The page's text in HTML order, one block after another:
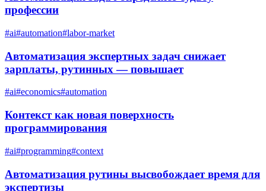
профессии
#ai#automation#labor-market
Автоматизация экспертных задач снижает
зарплаты, рутинных — повышает
#ai#economics#automation
Контекст как новая поверхность
программирования
#ai#programming#context
Автоматизация рутины высвобождает время для
экспертизы